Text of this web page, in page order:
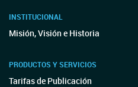
INSTITUCIONAL
Misión, Visión e Historia
PRODUCTOS Y SERVICIOS
Tarifas de Publicación